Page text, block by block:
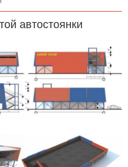
автостоянки